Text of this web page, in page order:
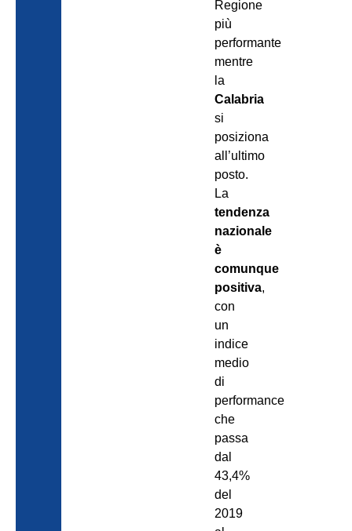
Regione
più
performante
mentre
la
Calabria
si
posiziona
all’ultimo
posto.
La
tendenza
nazionale
è
comunque
positiva,
con
un
indice
medio
di
performance
che
passa
dal
43,4%
del
2019